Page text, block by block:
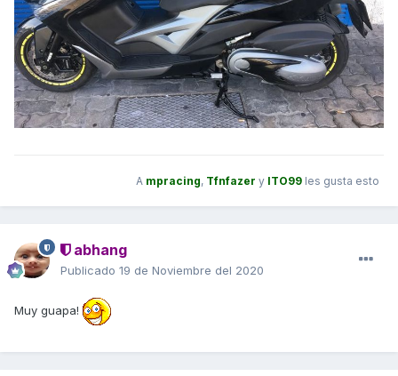
A mpracing, Tfnfazer y ITO99 les gusta esto
abhang
Publicado 19 de Noviembre del 2020
Muy guapa!